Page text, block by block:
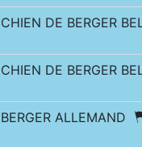
CHIEN DE BERGER
CHIEN DE BERGER
BERGER ALLEMAND